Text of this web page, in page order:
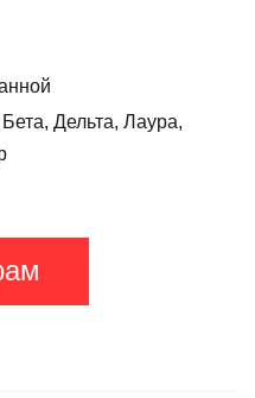
Дельта, Лаура,